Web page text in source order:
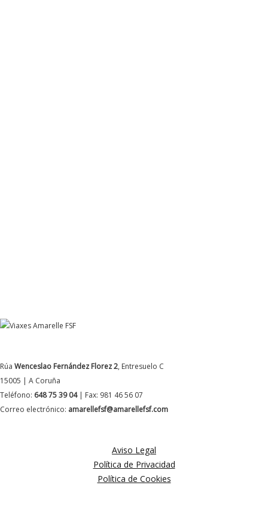
Rúa Wenceslao Fernández Florez 2, Entresuelo C
15005 | A Coruña
Teléfono: 648 75 39 04| Fax: 981 46 56 07
Correo electrónico: amarellefsf@amarellefsf.com
Aviso Legal
Política de Privacidad
Política de Cookies